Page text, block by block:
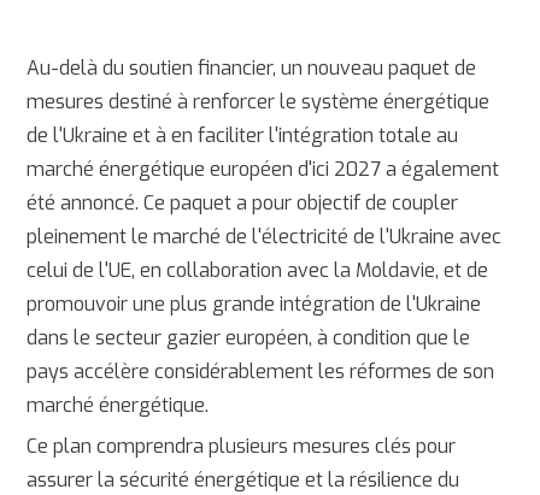
Au-delà du soutien financier, un nouveau paquet de
mesures destiné à renforcer le système énergétique
de l'Ukraine et à en faciliter l'intégration totale au
marché énergétique européen d'ici 2027 a également
été annoncé. Ce paquet a pour objectif de coupler
pleinement le marché de l'électricité de l'Ukraine avec
celui de l'UE, en collaboration avec la Moldavie, et de
promouvoir une plus grande intégration de l'Ukraine
dans le secteur gazier européen, à condition que le
pays accélère considérablement les réformes de son
marché énergétique.
Ce plan comprendra plusieurs mesures clés pour
assurer la sécurité énergétique et la résilience du